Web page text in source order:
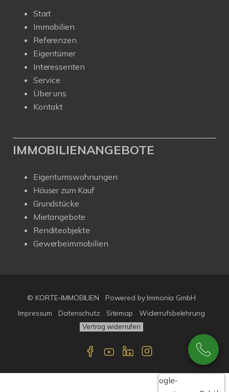
Start
Immobilien
Referenzen
Eigentümer
Interessenten
Service
Über uns
Kontakt
IMMOBILIENANGEBOTE
Eigentumswohnungen
Häuser zum Kauf
Grundstücke
Mietangebote
Renditeobjekte
Gewerbeimmobilien
© KORTE-IMMOBILIEN
Powered by Immonia GmbH
Impressum
Datenschutz Sitemap Widerrufsbelehrung
Vertrag widerrufen
Google-